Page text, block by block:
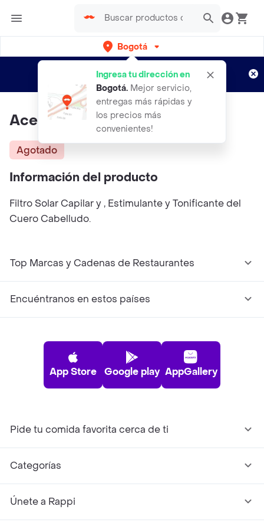
Bogotá
Ingresa tu dirección en
Bogotá. Mejor servicio,
entregas más rápidas y
los precios más
convenientes!
envíos gratis por semanas
Aplican TyC
Aceite De Romero Lissia 115ml
Agotado
Información del producto
Filtro Solar Capilar y , Estimulante y Tonificante del
Cuero Cabelludo.
Top Marcas y Cadenas de Restaurantes
Encuéntranos en estos países
App Store Google play AppGallery
Pide tu comida favorita cerca de ti
Categorías
Únete a Rappi